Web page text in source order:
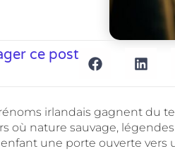
ce post
irlandais gagnent du
où nature sauvage,
enfant une porte ouverte vers